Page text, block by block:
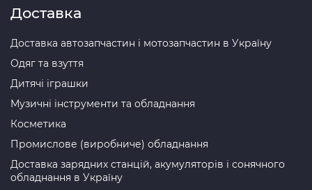
Доставка
Доставка автозапчастин і мотозапчастин в Україну
Одяг та взуття
Дитячі іграшки
Музичні інструменти та обладнання
Косметика
Промислове (виробниче) обладнання
Доставка зарядних станцій, акумуляторів і сонячного
обладнання в Україну